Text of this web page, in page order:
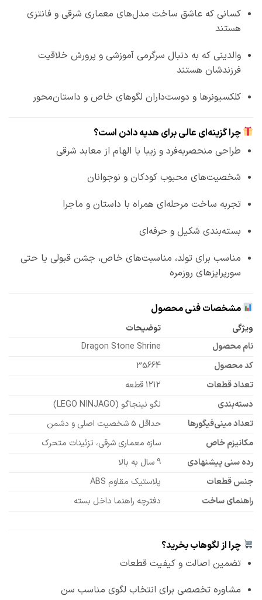
کسانی که عاشق ساخت مدل‌های معماری شرقی و فانتزی
هستند
والدینی که به دنبال سرگرمی آموزشی و پرورش خلاقیت
فرزندشان هستند
کلکسیونرها و دوست‌داران لگوهای خاص و داستان‌محور
چرا گزینه‌ای عالی برای هدیه دادن است؟
طراحی منحصربه‌فرد و زیبا با الهام از معابد شرقی
شخصیت‌های محبوب کودکان و نوجوانان
تجربه ساخت مرحله‌ای همراه با داستان و ماجرا
بسته‌بندی شکیل و حرفه‌ای
مناسب برای تولد، مناسبت‌های خاص، جشن قبولی یا حتی
سورپرایزهای روزمره
مشخصات فنی محصول
ویژگی
توضیحات
نام محصول
Dragon Stone Shrine
کد محصول
35664
تعداد قطعات
1212 قطعه
دسته‌بندی
لگو نینجاگو (LEGO NINJAGO)
تعداد مینی‌فیگورها
حداقل 5 شخصیت اصلی و دشمن
مکانیزم خاص
سازه معماری شرقی، تزئینات متحرک
رده سنی پیشنهادی
جنس قطعات
پلاستیک مقاوم ABS
راهنمای ساخت
دفترچه راهنما داخل بسته
چرا از لگوهاب بخرید؟
تضمین اصالت و کیفیت قطعات
مشاوره تخصصی برای انتخاب لگوی مناسب سن